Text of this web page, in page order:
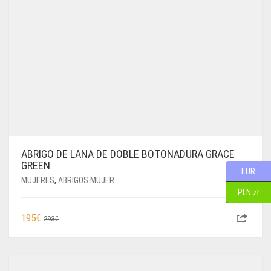
ABRIGO DE LANA DE DOBLE BOTONADURA GRACE
GREEN
MUJERES, ABRIGOS MUJER
293€EL
195€
EL
EUR
PLN zł